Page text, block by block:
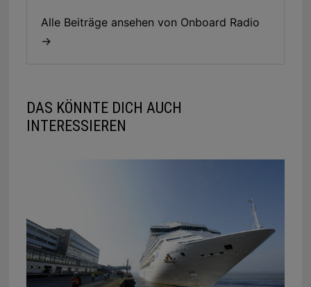
Alle Beiträge ansehen von Onboard Radio
→
DAS KÖNNTE DICH AUCH
INTERESSIEREN